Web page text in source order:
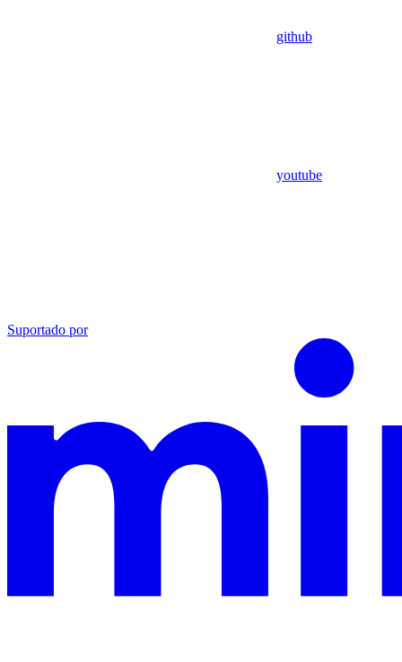
github
youtube
Suportado por